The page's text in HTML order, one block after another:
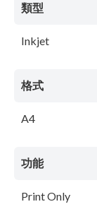
類型
Inkjet
格式
A4
功能
Print Only